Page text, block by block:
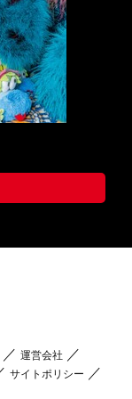
運営会社
サイトポリシー